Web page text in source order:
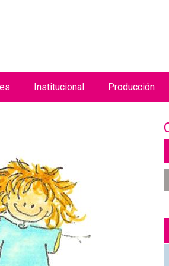
Institucional Producción